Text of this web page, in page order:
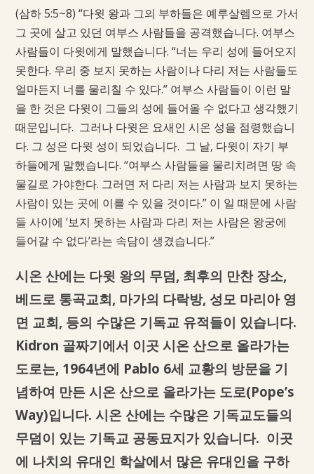
(삼하 5:5~8) “다윗 왕과 그의 부하들은 예루살렘으로 가서
그 곳에 살고 있던 여부스 사람들을 공격했습니다. 여부스
사람들이 다윗에게 말했습니다. “너는 우리 성에 들어오지
못한다. 우리 중 보지 못하는 사람이나 다리 저는 사람들도
얼마든지 너를 물리칠 수 있다.” 여부스 사람들이 이런 말
을 한 것은 다윗이 그들의 성에 들어올 수 없다고 생각했기
때문입니다. 그러나 다윗은 요새인 시온 성을 점령했습니
다. 그 성은 다윗 성이 되었습니다. 그 날, 다윗이 자기 부
하들에게 말했습니다. “여부스 사람들을 물리치려면 땅 속
물길로 가야한다. 그러면 저 다리 저는 사람과 보지 못하는
사람이 있는 곳에 이를 수 있을 것이다.” 이 일 때문에 사람
들 사이에 ‘보지 못하는 사람과 다리 저는 사람은 왕궁에
들어갈 수 없다’라는 속담이 생겼습니다.”
시온 산에는 다윗 왕의 무덤, 최후의 만찬 장소,
베드로 통곡교회, 마가의 다락방, 성모 마리아 영
면 교회, 등의 수많은 기독교 유적들이 있습니다.
Kidron 골짜기에서 이곳 시온 산으로 올라가는
도로는, 1964년에 Pablo 6세 교황의 방문을 기
념하여 만든 시온 산으로 올라가는 도로(Pope’s
Way)입니다. 시온 산에는 수많은 기독교도들의
무덤이 있는 기독교 공동묘지가 있습니다. 이곳
에 나치의 유대인 학살에서 많은 유대인을 구하